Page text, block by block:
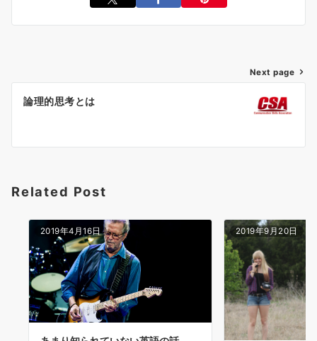
稿
ョ
Next page
論理的思考とは
Related Post
2019年4月16日 2019年9月20日